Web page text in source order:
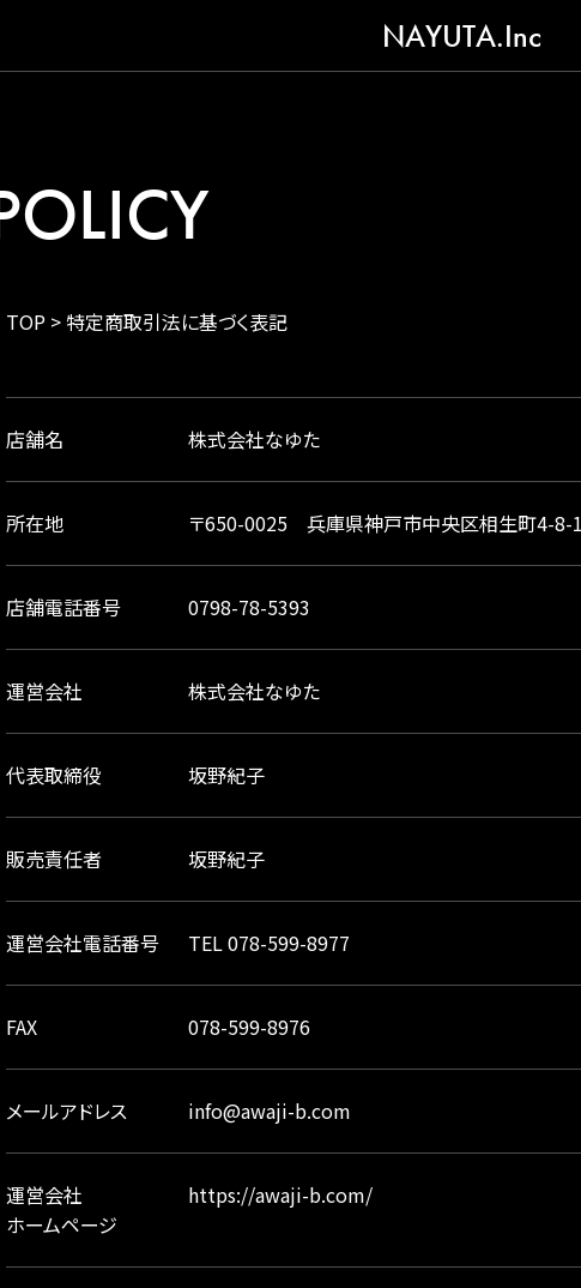
NAYUTA.Inc
TOP > 特定商取引法に基づく表記
店舗名 株式会社なゆた
所在地 〒650-0025 兵庫県神戸市中央区相生町4-8-
店舗電話番号 0798-78-5393
運営会社 株式会社なゆた
代表取締役 坂野紀子
販売責任者 坂野紀子
運営会社電話番号 TEL 078-599-8977
FAX 078-599-8976
メールアドレス info@awaji-b.com
運営会社
ホームページ
https://awaji-b.com/